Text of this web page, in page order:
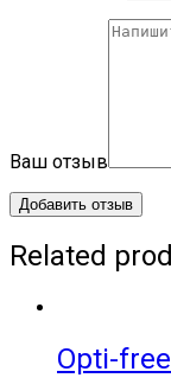
Ваш отзыв
Related
Opti-